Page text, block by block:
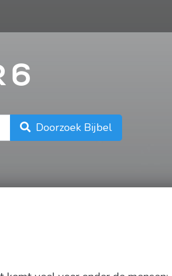
6
Doorzoek Bijbel